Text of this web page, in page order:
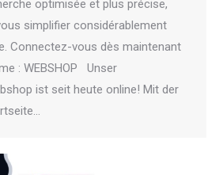
optimisée et plus précise,
simplifier considérablement
Connectez-vous dès maintenant
: WEBSHOP Unser
ist seit heute online! Mit der